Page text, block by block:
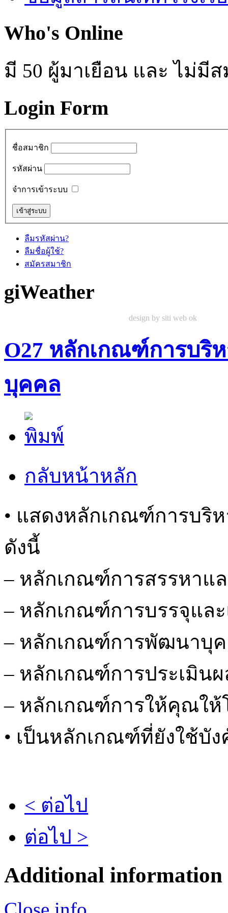
Who's Online
มี 50 ผู้มาเยือน และ ไม่มี
Login Form
ชื่อสมาชิก
รหัสผ่าน
จำการเข้าระบบ
ลืมรหัสผ่าน?
ลืมชื่อผู้ใช้?
สมัครสมาชิก
giWeather
design by siti web ok
O27 หลักเกณฑ์การบริ
บุคคล
กลับหน้าหลัก
• แสดงหลักเกณฑ์การบริ
ดังนี้
– หลักเกณฑ์การสรรหาแ
– หลักเกณฑ์การบรรจุแล
– หลักเกณฑ์การพัฒนาบุค
– หลักเกณฑ์การประเมิน
– หลักเกณฑ์การให้คุณให้
• เป็นหลักเกณฑ์ที่ยังใช้บั
< ต่อไป
ต่อไป >
Additional information